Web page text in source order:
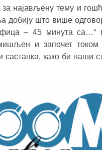
најављену тему и
добију што више
– 45 минута са…“
и започет
како би наши